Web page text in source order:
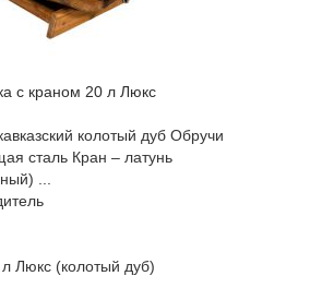
с краном 20 л Люкс
колотый дуб Обручи
сталь Кран – латунь
...
Люкс (колотый дуб)